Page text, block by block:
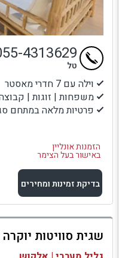
וילה עם 7 חדרי מאסטר
משפחות | זוגות |
פרטיות מלאה במתחם
הזמנות אונליין
באישור בעל הצימר
4313629
טל
בדיקת זמינות ומחירים
למתחם זה
בדיקת זמינות ומחירים
שגית סוויטות יוקרה